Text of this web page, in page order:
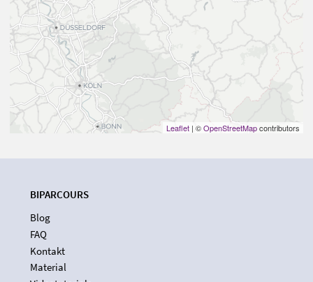
Leaflet | ©OpenStreetMapcontributors
BIPARCOURS
Blog
FAQ
Kontakt
Material